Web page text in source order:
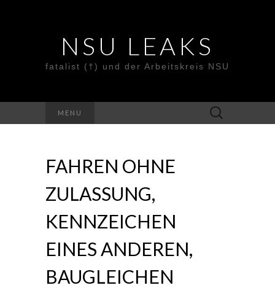
NSU LEAKS
fatalist (†) und der Arbeitskreis NSU
MENU
Suche
nach:
FAHREN OHNE
ZULASSUNG,
KENNZEICHEN
EINES ANDEREN,
BAUGLEICHEN